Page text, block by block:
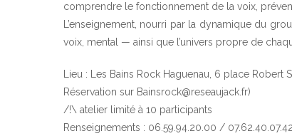
comprendre le fonctionnement de la voix,
L’enseignement, nourri par la dynamique du
voix, mental — ainsi que l’univers propre de
Lieu : Les Bains Rock Haguenau, 6 place
Réservation sur Bainsrock@reseaujack.fr)
/!\ atelier limité à 10 participants
Renseignements : 06.59.94.20.00 / 07.62.40.07.42